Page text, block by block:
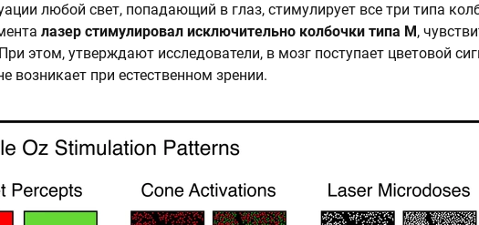
любой свет, попадающий в глаз, стимулирует все три типа
лазер стимулировал исключительно колбочки типа М,
этом, утверждают исследователи, в мозг поступает цветовой
возникает при естественном зрении.